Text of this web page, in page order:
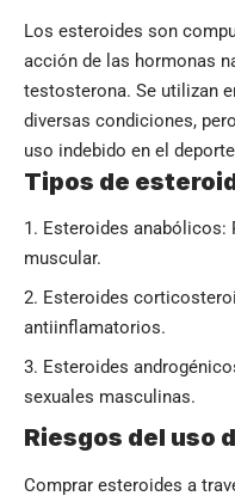
Los esteroides son
acción de las hormonas
testosterona. Se utilizan
diversas condiciones,
uso indebido en el
Tipos de
Esteroides anabólicos:
muscular.
Esteroides
antiinflamatorios.
Esteroides
sexuales masculinas.
Riesgos del uso
Comprar esteroides a